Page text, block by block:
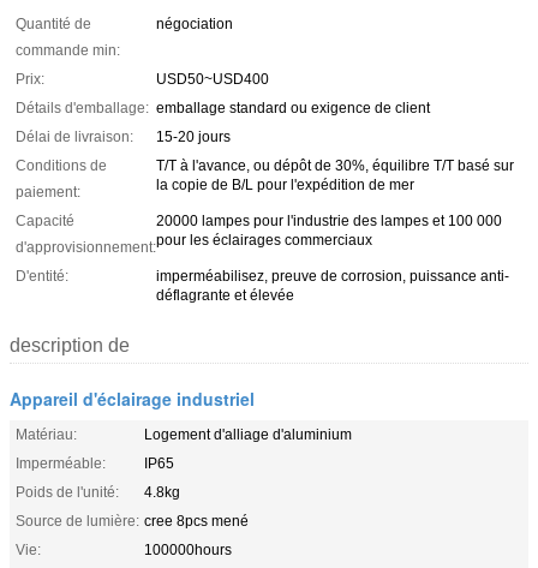
Quantité de
commande min:
négociation
Prix:
USD50~USD400
Détails d'emballage: emballage standard ou exigence de client
Délai de livraison:
15-20 jours
Conditions de
paiement:
T/T à l'avance, ou dépôt de 30%, équilibre T/T basé sur
la copie de B/L pour l'expédition de mer
Capacité
d'approvisionnement:
20000 lampes pour l'industrie des lampes et 100 000
pour les éclairages commerciaux
D'entité:
imperméabilisez, preuve de corrosion, puissance anti-
déflagrante et élevée
description de
Appareil d'éclairage industriel
Matériau:
Logement d'alliage d'aluminium
Imperméable:
IP65
Poids de l'unité:
4.8kg
Source de lumière: cree 8pcs mené
Vie:
100000hours